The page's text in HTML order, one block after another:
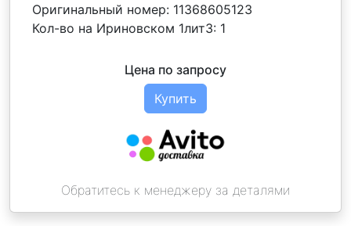
Оригинальный номер: 11368605123
Кол-во на Ириновском 1лит3: 1
Цена по запросу
Купить
Обратитесь к менеджеру за деталями